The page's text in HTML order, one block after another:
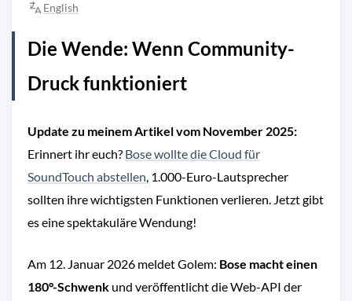
English
Die Wende: Wenn Community-
Druck funktioniert
Update zu meinem Artikel vom November 2025:
Erinnert ihr euch? Bose wollte die Cloud für
SoundTouch abstellen, 1.000-Euro-Lautsprecher
sollten ihre wichtigsten Funktionen verlieren. Jetzt gibt
es eine spektakuläre Wendung!
Am 12. Januar 2026 meldet Golem: Bose macht einen
180°-Schwenk und veröffentlicht die Web-API der